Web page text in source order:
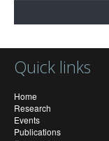
Quick links
Home
Research
Events
Publications